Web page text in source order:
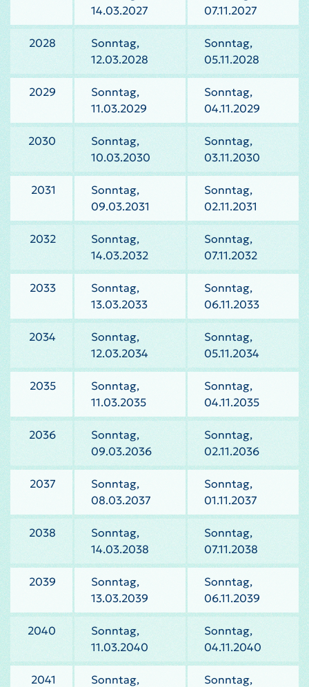
14.03.2027
07.11.2027
2028
Sonntag,
12.03.2028
Sonntag,
05.11.2028
2029
Sonntag,
11.03.2029
Sonntag,
04.11.2029
2030
Sonntag,
10.03.2030
Sonntag,
03.11.2030
2031
Sonntag,
09.03.2031
Sonntag,
02.11.2031
2032
Sonntag,
14.03.2032
Sonntag,
07.11.2032
2033
Sonntag,
13.03.2033
Sonntag,
06.11.2033
2034
Sonntag,
12.03.2034
Sonntag,
05.11.2034
2035
Sonntag,
11.03.2035
Sonntag,
04.11.2035
2036
Sonntag,
09.03.2036
Sonntag,
02.11.2036
2037
Sonntag,
08.03.2037
Sonntag,
01.11.2037
2038
Sonntag,
14.03.2038
Sonntag,
07.11.2038
2039
Sonntag,
13.03.2039
Sonntag,
06.11.2039
2040
Sonntag,
11.03.2040
Sonntag,
04.11.2040
2041
Sonntag,
Sonntag,